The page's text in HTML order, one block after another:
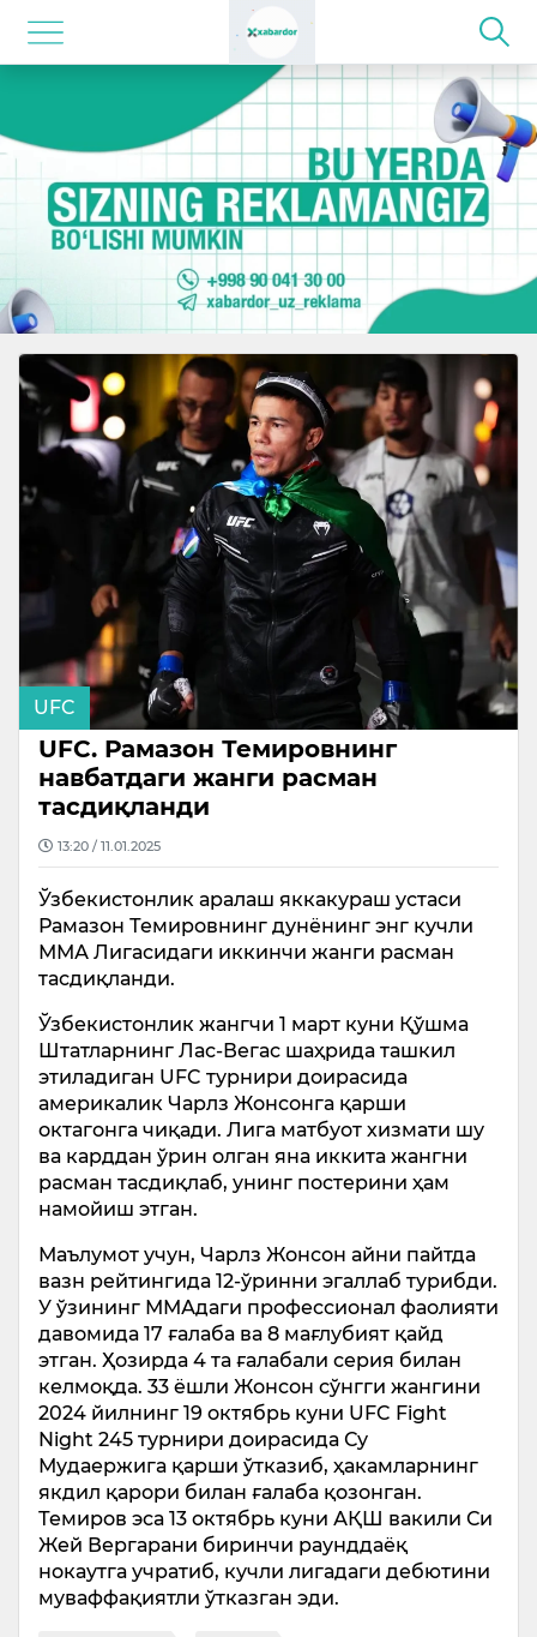
UFC
UFC. Рамазон Темировнинг
навбатдаги жанги расман
тасдиқланди
13:20 / 11.01.2025
Ўзбекистонлик аралаш яккакураш устаси
Рамазон Темировнинг дунёнинг энг кучли
ММА Лигасидаги иккинчи жанги расман
тасдиқланди.
Ўзбекистонлик жангчи 1 март куни Қўшма
Штатларнинг Лас-Вегас шаҳрида ташкил
этиладиган UFC турнири доирасида
америкалик Чарлз Жонсонга қарши
октагонга чиқади. Лига матбуот хизмати шу
ва карддан ўрин олган яна иккита жангни
расман тасдиқлаб, унинг постерини ҳам
намойиш этган.
Маълумот учун, Чарлз Жонсон айни пайтда
вазн рейтингида 12-ўринни эгаллаб турибди.
У ўзининг ММАдаги профессионал фаолияти
давомида 17 ғалаба ва 8 мағлубият қайд
этган. Ҳозирда 4 та ғалабали серия билан
келмоқда. 33 ёшли Жонсон сўнгги жангини
2024 йилнинг 19 октябрь куни UFC Fight
Night 245 турнири доирасида Су
Мудаержига қарши ўтказиб, ҳакамларнинг
якдил қарори билан ғалаба қозонган.
Темиров эса 13 октябрь куни АҚШ вакили Си
Жей Вергарани биринчи раунддаёқ
нокаутга учратиб, кучли лигадаги дебютини
муваффақиятли ўтказган эди.